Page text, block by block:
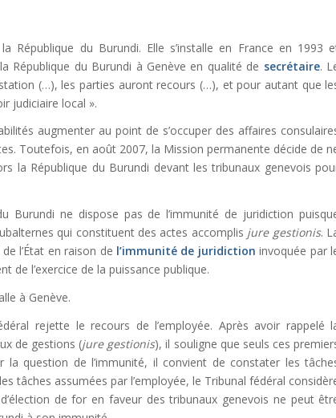
République du Burundi. Elle s’installe en France en 1993
République du Burundi à Genève en qualité de secrétaire.
(…), les parties auront recours (…), et pour autant que
judiciaire local ».
augmenter au point de s’occuper des affaires
Toutefois, en août 2007, la Mission permanente décide de
la République du Burundi devant les tribunaux genevois
Burundi ne dispose pas de l’immunité de juridiction
qui constituent des actes accomplis jure gestionis.
l’État en raison de l’immunité de juridiction invoquée par
de l’exercice de la puissance publique.
à Genève.
rejette le recours de l’employée. Après avoir rappelé
de gestions (jure gestionis), il souligne que seuls ces
question de l’immunité, il convient de constater les
tâches assumées par l’employée, le Tribunal fédéral
de for en faveur des tribunaux genevois ne peut